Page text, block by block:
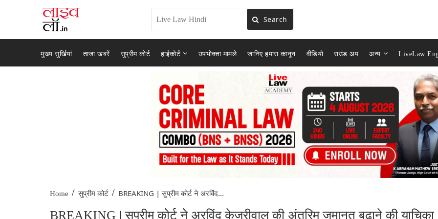
Search
मुख्य सुर्खियां ताजा खबरें सुप्रीम कोर्ट हाईकोर्ट उपभोक्ता मामले जानिए हमारा कानून वीडियो राउंड अप अन्य LiveLaw
Home / सुप्रीम कोर्ट / BREAKING | सुप्रीम कोर्ट ने अरविंद...
BREAKING | सुप्रीम कोर्ट ने अरविंद केजरीवाल की अंतरिम जमानत बढ़ाने की याचिका